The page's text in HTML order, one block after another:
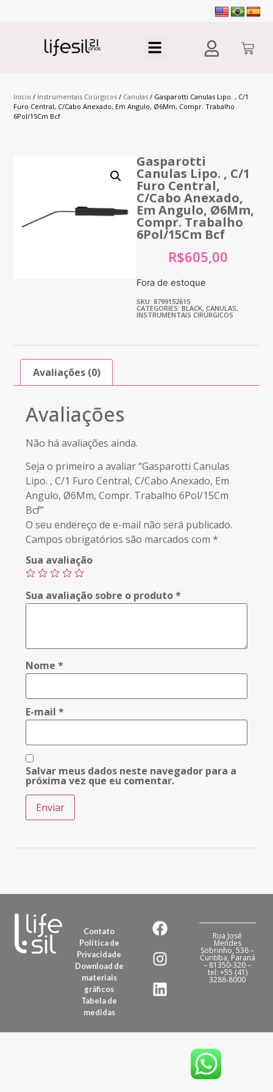
Início / Instrumentais Cirúrgicos / Canulas / Gasparotti Canulas Lipo. , C/1
Furo Central, C/Cabo Anexado, Em Angulo, Ø6Mm, Compr. Trabalho
6Pol/15Cm Bcf
Gasparotti
Canulas Lipo. , C/1
Furo Central,
C/Cabo Anexado,
Em Angulo, Ø6Mm,
Compr. Trabalho
6Pol/15Cm Bcf
R$605,00
Fora de estoque
SKU: 8799152615
CATEGORIES: BLACK, CANULAS,
INSTRUMENTAIS CIRÚRGICOS
Avaliações (0)
Avaliações
Não há avaliações ainda.
Seja o primeiro a avaliar “Gasparotti Canulas
Lipo. , C/1 Furo Central, C/Cabo Anexado, Em
Angulo, Ø6Mm, Compr. Trabalho 6Pol/15Cm
Bcf”
O seu endereço de e-mail não será publicado.
Campos obrigatórios são marcados com*
Sua avaliação
Sua avaliação sobre o produto*
Nome*
E-mail*
Salvar meus dados neste navegador para a
próxima vez que eu comentar.
Contato
Política de
Privacidade
Download de
materiais
gráficos
Tabela de
medidas
Rua José
Mendes
Sobrinho, 536 –
Curitiba, Paraná
– 81350-320 –
tel: +55 (41)
3288-8000